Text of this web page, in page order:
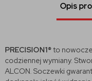
Opis
PRECISION1® to
codziennej wymiany.
ALCON. Soczewki